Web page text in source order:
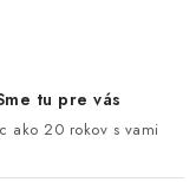
tu pre vás
ako 20 rokov s vami